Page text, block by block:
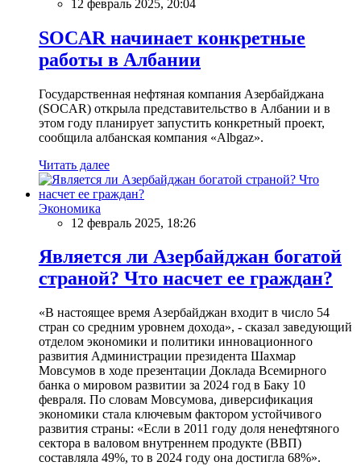
12 февраль 2025, 20:04
SOCAR начинает конкретные
работы в Албании
Государственная нефтяная компания Азербайджана
(SOCAR) открыла представительство в Албании и в
этом году планирует запустить конкретный проект,
сообщила албанская компания «Albgaz».
Читать далее
Экономика
12 февраль 2025, 18:26
Является ли Азербайджан богатой
страной? Что насчет ее граждан?
«В настоящее время Азербайджан входит в число 54
стран со средним уровнем дохода», - сказал заведующий
отделом экономики и политики инновационного
развития Администрации президента Шахмар
Мовсумов в ходе презентации Доклада Всемирного
банка о мировом развитии за 2024 год в Баку 10
февраля. По словам Мовсумова, диверсификация
экономики стала ключевым фактором устойчивого
развития страны: «Если в 2011 году доля ненефтяного
сектора в валовом внутреннем продукте (ВВП)
составляла 49%, то в 2024 году она достигла 68%».